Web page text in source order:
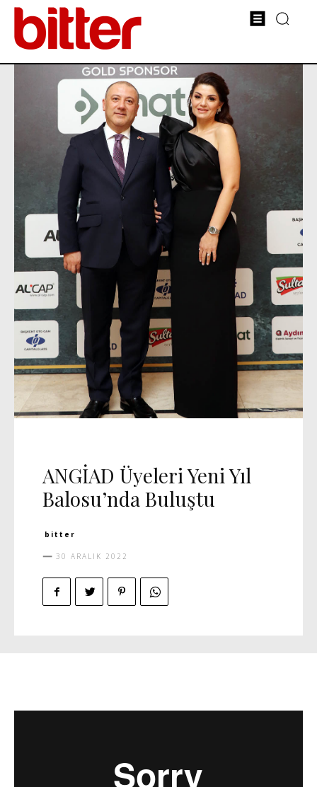
ANGİAD Üyeleri Yeni Yıl
Balosu’nda Buluştu
bitter
30 ARALIK 2022